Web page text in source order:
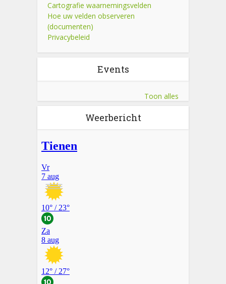
Cartografie waarnemingsvelden
Hoe uw velden observeren
(documenten)
Privacybeleid
Events
Toon alles
Weerbericht